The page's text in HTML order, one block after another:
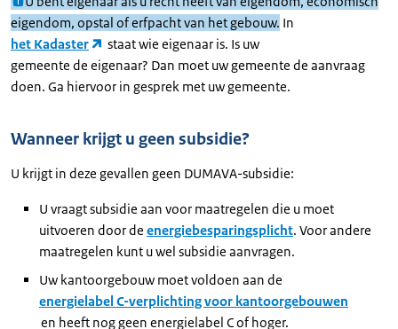
eigendom, opstal of erfpacht van het gebouw. In
het Kadaster
staat wie eigenaar is. Is uw
gemeente de eigenaar? Dan moet uw gemeente de aanvraag
doen. Ga hiervoor in gesprek met uw gemeente.
Wanneer krijgt u geen subsidie?
U krijgt in deze gevallen geen DUMAVA-subsidie:
U vraagt subsidie aan voor maatregelen die u moet
uitvoeren door de energiebesparingsplicht. Voor andere
maatregelen kunt u wel subsidie aanvragen.
Uw kantoorgebouw moet voldoen aan de
energielabel C-verplichting voor kantoorgebouwen
en heeft nog geen energielabel C of hoger.